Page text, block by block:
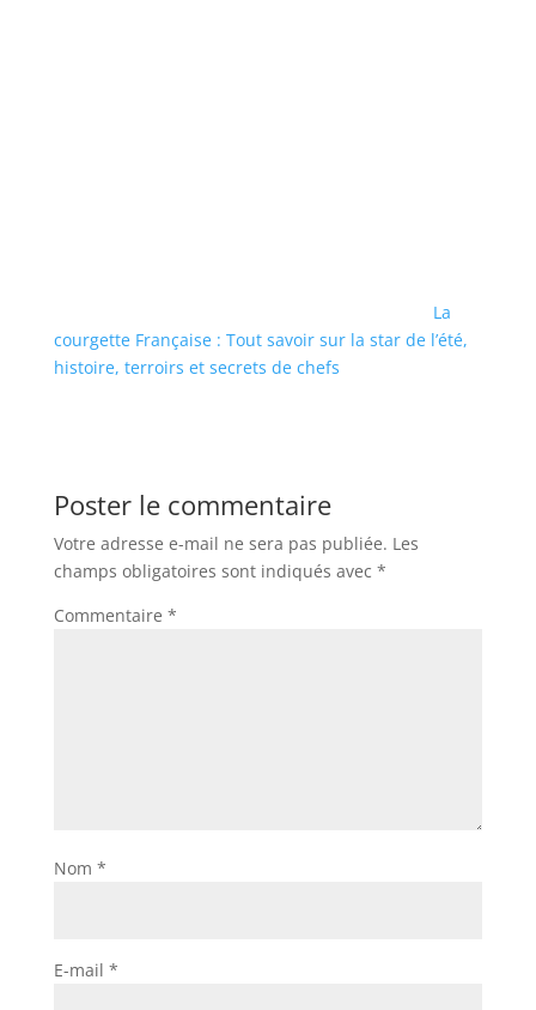
La
courgette Française : Tout savoir sur la star de l’été,
histoire, terroirs et secrets de chefs
Poster le commentaire
Votre adresse e-mail ne sera pas publiée. Les
champs obligatoires sont indiqués avec *
Commentaire *
Nom *
E-mail *